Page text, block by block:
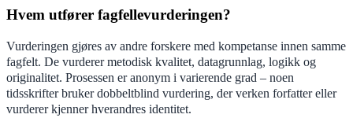
Hvem utfører fagfellevurderingen?
Vurderingen gjøres av andre forskere med kompetanse innen samme
fagfelt. De vurderer metodisk kvalitet, datagrunnlag, logikk og
originalitet. Prosessen er anonym i varierende grad – noen
tidsskrifter bruker dobbeltblind vurdering, der verken forfatter eller
vurderer kjenner hverandres identitet.